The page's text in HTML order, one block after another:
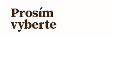
Prosím
vyberte